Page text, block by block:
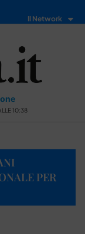
Il Network
10:38
PER